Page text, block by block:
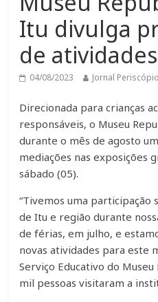
Itu divulga
de
04/08/2023 Jornal Periscópio
Direcionada para crianças
responsáveis, o Museu
durante o mês de agosto
mediações nas exposições
sábado (05).
“Tivemos uma
de Itu e região durante
de férias, em julho, e
novas atividades para este
Serviço Educativo do
mil pessoas visitaram a